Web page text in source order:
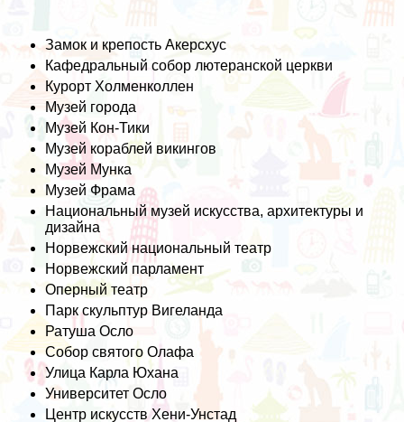
Замок и крепость Акерсхус
Кафедральный собор лютеранской церкви
Курорт Холменколлен
Музей города
Музей Кон-Тики
Музей кораблей викингов
Музей Мунка
Музей Фрама
Национальный музей искусства, архитектуры и
дизайна
Норвежский национальный театр
Норвежский парламент
Оперный театр
Парк скульптур Вигеланда
Ратуша Осло
Собор святого Олафа
Улица Карла Юхана
Университет Осло
Центр искусств Хени-Унстад